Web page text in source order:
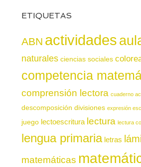
ETIQUETAS
ABN actividades
naturales ciencias sociales
competencia
comprensión lectora cuaderno
descomposición divisiones expresión
juego lectoescritura lectura lectura
lengua primaria letras
matemáticas